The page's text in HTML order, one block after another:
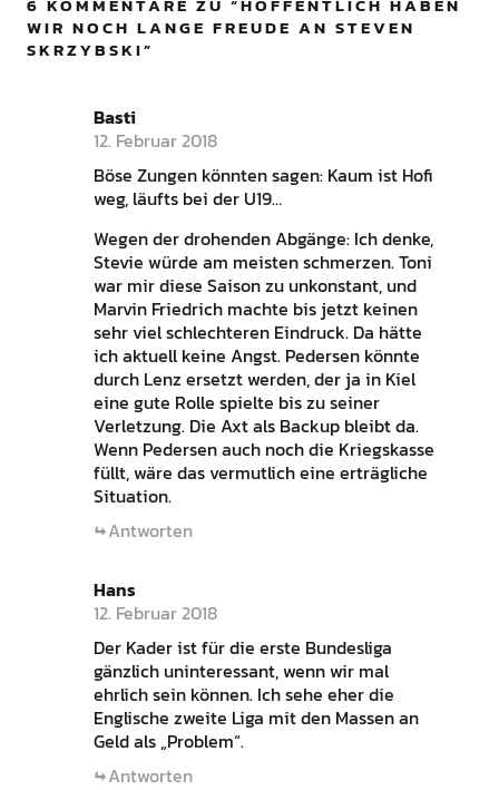
WIR NOCH LANGE FREUDE AN STEVEN
SKRZYBSKI”
Basti
12. Februar 2018
Böse Zungen könnten sagen: Kaum ist Hofi
weg, läufts bei der U19…
Wegen der drohenden Abgänge: Ich denke,
Stevie würde am meisten schmerzen. Toni
war mir diese Saison zu unkonstant, und
Marvin Friedrich machte bis jetzt keinen
sehr viel schlechteren Eindruck. Da hätte
ich aktuell keine Angst. Pedersen könnte
durch Lenz ersetzt werden, der ja in Kiel
eine gute Rolle spielte bis zu seiner
Verletzung. Die Axt als Backup bleibt da.
Wenn Pedersen auch noch die Kriegskasse
füllt, wäre das vermutlich eine erträgliche
Situation.
Antworten
Hans
12. Februar 2018
Der Kader ist für die erste Bundesliga
gänzlich uninteressant, wenn wir mal
ehrlich sein können. Ich sehe eher die
Englische zweite Liga mit den Massen an
Geld als „Problem“.
Antworten